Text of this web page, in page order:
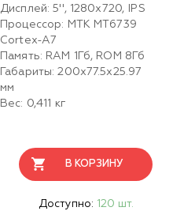
Дисплей: 5'', 1280x720, IPS
Процессор: MTK MT6739
Cortex-A7
Память: RAM 1Гб, ROM 8Гб
Габариты: 200х77.5х25.97
мм
Вес: 0,411 кг
В КОРЗИНУ
Доступно: 120 шт.